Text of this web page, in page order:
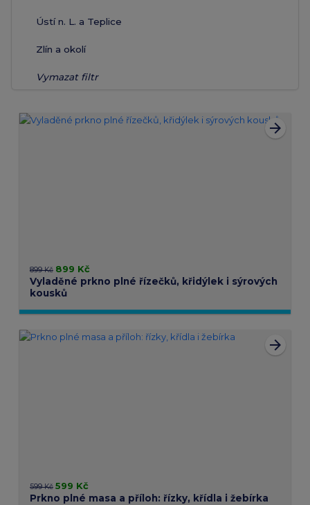
Ústí n. L. a Teplice
Zlín a okolí
Vymazat filtr
arrow_forward
899 Kč 899 Kč
Vyladěné prkno plné řízečků, křidýlek i sýrových
kousků
arrow_forward
599 Kč 599 Kč
Prkno plné masa a příloh: řízky, křídla i žebírka